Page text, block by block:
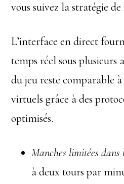
vous suivez la stratégie de
L’interface en direct
temps réel sous plusieurs
du jeu reste comparable
virtuels grâce à des
optimisés.
Manches limitées dans
à deux tours par